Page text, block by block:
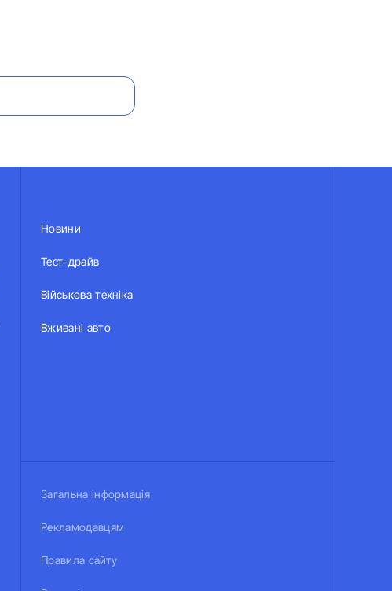
Новини
Тест-драйв
Військова техніка
Вживані авто
Загальна інформація
Рекламодавцям
Правила сайту